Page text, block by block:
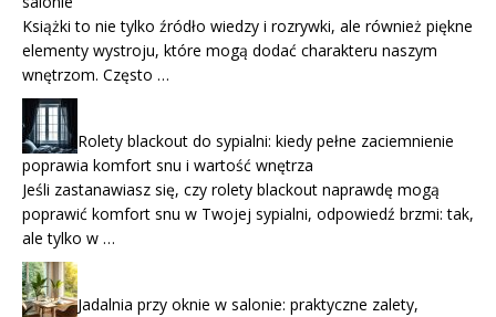
Książki to nie tylko źródło wiedzy i rozrywki, ale również piękne
elementy wystroju, które mogą dodać charakteru naszym
wnętrzom. Często …
Rolety blackout do sypialni: kiedy pełne zaciemnienie
poprawia komfort snu i wartość wnętrza
Jeśli zastanawiasz się, czy rolety blackout naprawdę mogą
poprawić komfort snu w Twojej sypialni, odpowiedź brzmi: tak,
ale tylko w …
Jadalnia przy oknie w salonie: praktyczne zalety,